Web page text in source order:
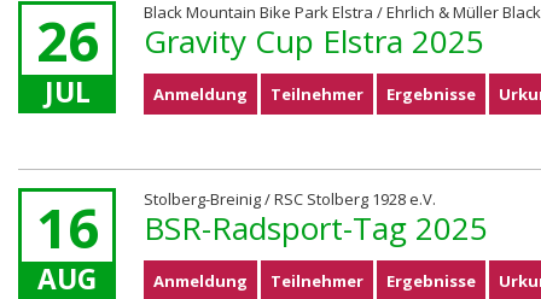
26
JUL
Black Mountain Bike Park Elstra / Ehrlich & Müller
Gravity Cup Elstra 2025
Anmeldung Teilnehmer Ergebnisse
16
AUG
Stolberg-Breinig / RSC Stolberg 1928 e.V.
BSR-Radsport-Tag 2025
Anmeldung Teilnehmer Ergebnisse